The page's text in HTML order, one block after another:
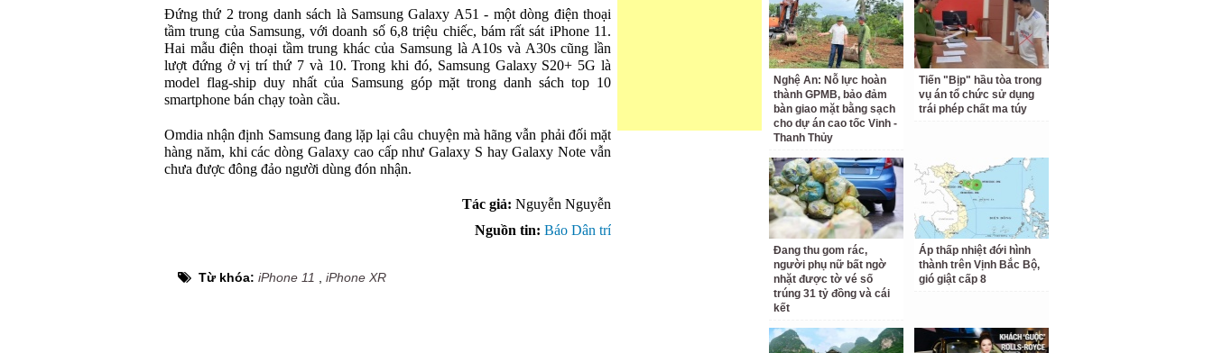
Đứng thứ 2 trong danh sách là Samsung Galaxy A51 - một dòng điện thoại
tầm trung của Samsung, với doanh số 6,8 triệu chiếc, bám rất sát iPhone 11.
Hai mẫu điện thoại tầm trung khác của Samsung là A10s và A30s cũng lần
lượt đứng ở vị trí thứ 7 và 10. Trong khi đó, Samsung Galaxy S20+ 5G là
model flag-ship duy nhất của Samsung góp mặt trong danh sách top 10
smartphone bán chạy toàn cầu.
Omdia nhận định Samsung đang lặp lại câu chuyện mà hãng vẫn phải đối mặt
hàng năm, khi các dòng Galaxy cao cấp như Galaxy S hay Galaxy Note vẫn
chưa được đông đảo người dùng đón nhận.
Tác giả: Nguyễn Nguyễn
Nguồn tin: Báo Dân trí
Từ khóa: iPhone 11 iPhone XR
Nghệ An: Nỗ lực hoàn
thành GPMB, bảo đảm
bàn giao mặt bằng sạch
cho dự án cao tốc Vinh -
Thanh Thủy
Tiến "Bịp" hầu tòa trong
vụ án tổ chức sử dụng
trái phép chất ma túy
Đang thu gom rác,
người phụ nữ bất ngờ
nhặt được tờ vé số
trúng 31 tỷ đồng và cái
kết
Áp thấp nhiệt đới hình
thành trên Vịnh Bắc Bộ,
gió giật cấp 8